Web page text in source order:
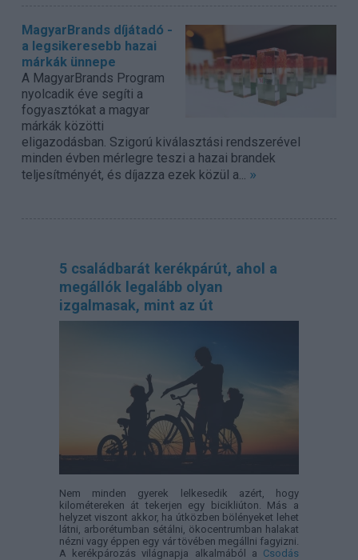
MagyarBrands díjátadó -
a legsikeresebb hazai
márkák ünnepe
A MagyarBrands Program
nyolcadik éve segíti a
fogyasztókat a magyar
márkák közötti
eligazodásban. Szigorú kiválasztási rendszerével
minden évben mérlegre teszi a hazai brandek
teljesítményét, és díjazza ezek közül a... »
5 családbarát kerékpárút, ahol a
megállók legalább olyan
izgalmasak, mint az út
Nem minden gyerek lelkesedik azért, hogy
kilométereken át tekerjen egy bicikliúton. Más a
helyzet viszont akkor, ha útközben bölényeket lehet
látni, arborétumban sétálni, ökocentrumban halakat
nézni vagy éppen egy vár tövében megállni fagyizni.
A kerékpározás világnapja alkalmából a Csodás